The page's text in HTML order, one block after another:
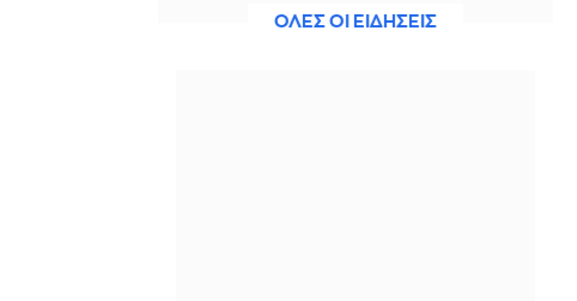
είχε χάσει τις αισθήσεις της
ΟΛΕΣ ΟΙ ΕΙΔΗΣΕΙΣ